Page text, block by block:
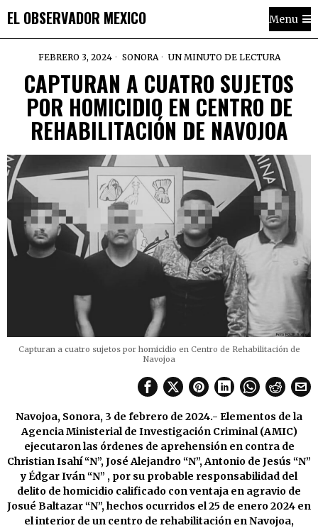
EL OBSERVADOR MEXICO Menu
FEBRERO 3, 2024 SONORA UN MINUTO DE LECTURA
CAPTURAN A CUATRO SUJETOS
POR HOMICIDIO EN CENTRO DE
REHABILITACIÓN DE NAVOJOA
Capturan a cuatro sujetos por homicidio en Centro de Rehabilitación de
Navojoa
Navojoa, Sonora, 3 de febrero de 2024.- Elementos de la
Agencia Ministerial de Investigación Criminal (AMIC)
ejecutaron las órdenes de aprehensión en contra de
Christian Isahí “N”, José Alejandro “N”, Antonio de Jesús “N”
y Édgar Iván “N” , por su probable responsabilidad del
delito de homicidio calificado con ventaja en agravio de
Josué Baltazar “N”, hechos ocurridos el 25 de enero 2024 en
el interior de un centro de rehabilitación en Navojoa,